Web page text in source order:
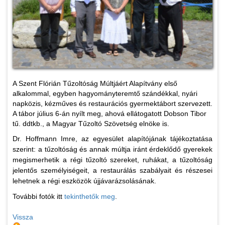
A Szent Flórián Tűzoltóság Múltjáért Alapítvány első
alkalommal, egyben hagyományteremtő szándékkal, nyári
napközis, kézműves és restaurációs gyermektábort szervezett.
A tábor július 6-án nyílt meg, ahová ellátogatott Dobson Tibor
tű. ddtkb., a Magyar Tűzoltó Szövetség elnöke is.
Dr. Hoffmann Imre, az egyesület alapítójának tájékoztatása
szerint: a tűzoltóság és annak múltja iránt érdeklődő gyerekek
megismerhetik a régi tűzoltó szereket, ruhákat, a tűzoltóság
jelentős személyiségeit, a restaurálás szabályait és részesei
lehetnek a régi eszközök újjávarázsolásának.
További fotók itt tekinthetők meg
Vissza